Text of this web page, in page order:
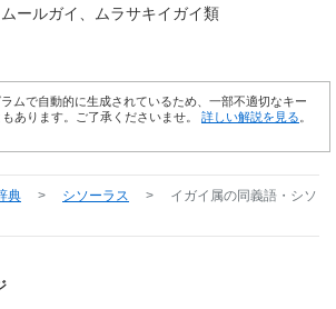
ムールガイ ムラサキイガイ類
ムで自動的に生成されているため、一部不適切なキー
あります。ご了承くださいませ。 詳しい解説を見る
典 > シソーラス > イガイ属の同義語・シソ